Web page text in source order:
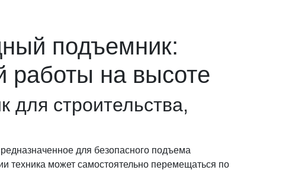
подъемник:
работы на высоте
для строительства,
для безопасного подъема
техника может самостоятельно перемещаться по